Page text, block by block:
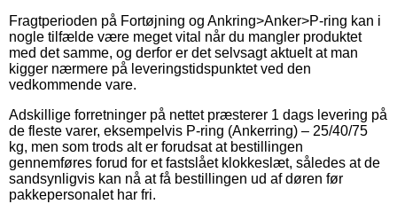
Fragtperioden på Fortøjning og Ankring>Anker>P-ring kan i
nogle tilfælde være meget vital når du mangler produktet
med det samme, og derfor er det selvsagt aktuelt at man
kigger nærmere på leveringstidspunktet ved den
vedkommende vare.
Adskillige forretninger på nettet præsterer 1 dags levering på
de fleste varer, eksempelvis P-ring (Ankerring) – 25/40/75
kg, men som trods alt er forudsat at bestillingen
gennemføres forud for et fastslået klokkeslæt, således at de
sandsynligvis kan nå at få bestillingen ud af døren før
pakkepersonalet har fri.